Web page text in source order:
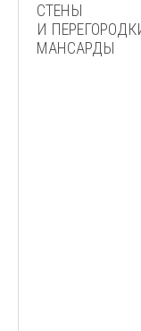
СТЕНЫ
И
МАНСАРДЫ